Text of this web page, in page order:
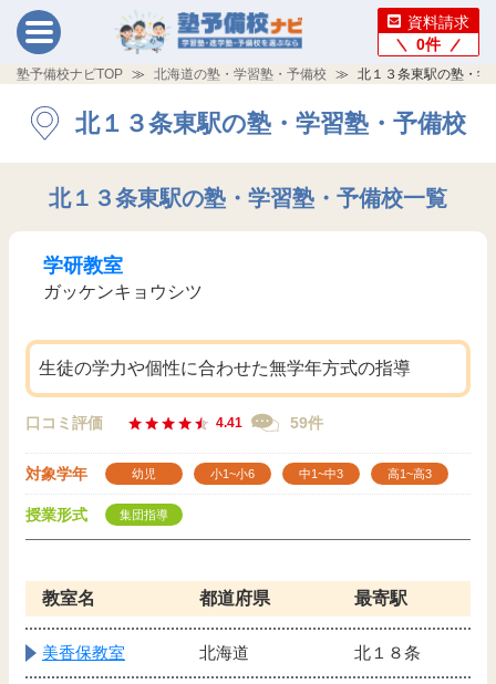
資料請求
0件
塾予備校ナビTOP 北海道の塾・学習塾・予備校 北１３条東駅の塾・学
北１３条東駅の塾・学習塾・予備校
北１３条東駅の塾・学習塾・予備校一覧
学研教室
ガッケンキョウシツ
生徒の学力や個性に合わせた無学年方式の指導
口コミ評価 4.41 59件
対象学年 幼児 小1~小6 中1~中3 高1~高3
授業形式 集団指導
教室名 都道府県 最寄駅
美香保教室 北海道 北１８条